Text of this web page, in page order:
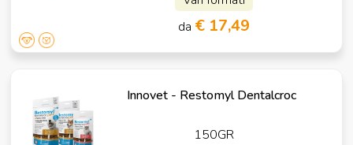
da € 17,49
Innovet - Restomyl Dentalcroc
150GR